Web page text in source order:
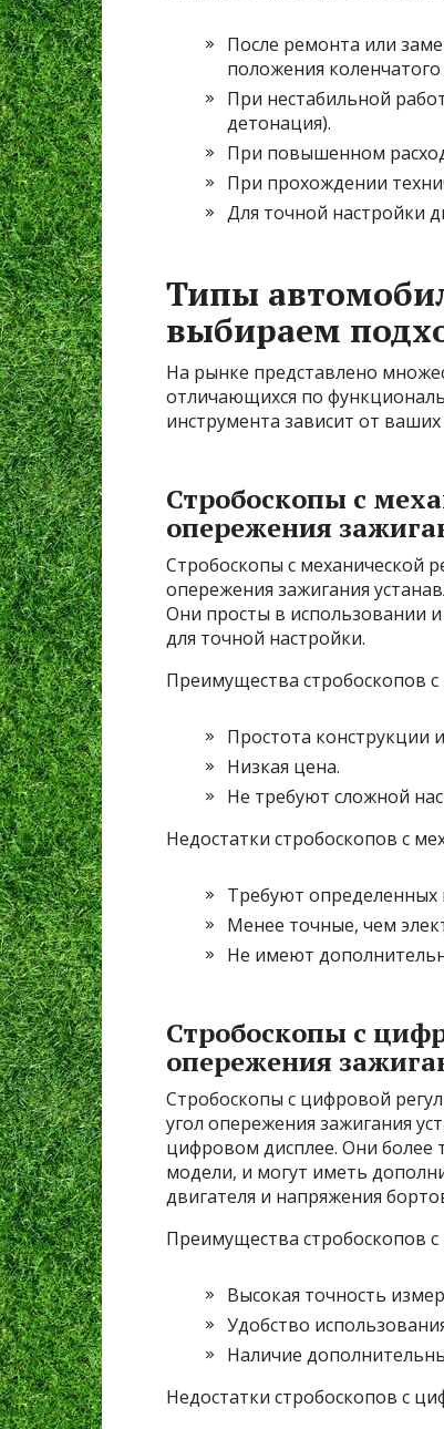
После ремонта или
положения
При нестабильной
детонация).
При повышенном
При прохождении
Для точной настройки
Типы
выбираем
На рынке представлено
отличающихся по
инструмента зависит от
Стробоскопы с
опережения
Стробоскопы с механической
опережения зажигания
Они просты в использовании
для точной настройки.
Преимущества стробоскопов
Простота конструкции
Низкая цена.
Не требуют сложной
Недостатки стробоскопов с
Требуют определенных
Менее точные, чем
Не имеют
Стробоскопы с
опережения
Стробоскопы с цифровой
угол опережения зажигания
цифровом дисплее. Они более
модели, и могут иметь
двигателя и напряжения
Преимущества стробоскопов
Высокая точность
Удобство
Наличие
Недостатки стробоскопов с